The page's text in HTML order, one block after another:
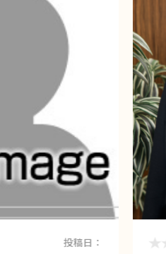
投稿日：